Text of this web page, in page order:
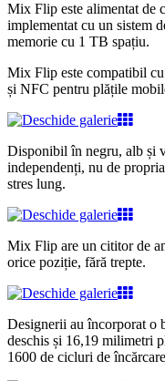
Mix Flip este alimentat de
implementat cu un sistem
memorie cu 1 TB spațiu.
Mix Flip este compatibil
și NFC pentru plățile
Disponibil în negru, alb și
independenți, nu de
stres lung.
Mix Flip are un cititor de
orice poziție, fără trepte.
Designerii au încorporat o
deschis și 16,19 milimetri
1600 de cicluri de